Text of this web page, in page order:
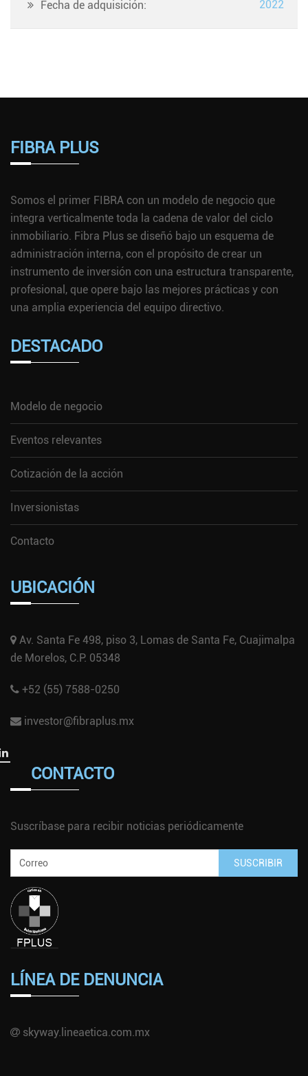
Fecha de adquisición: 2022
FIBRA PLUS
Somos el primer FIBRA con un modelo de negocio que
integra verticalmente toda la cadena de valor del ciclo
inmobiliario. Fibra Plus se diseñó bajo un esquema de
administración interna, con el propósito de crear un
instrumento de inversión con una estructura transparente,
profesional, que opere bajo las mejores prácticas y con
una amplia experiencia del equipo directivo.
DESTACADO
Modelo de negocio
Eventos relevantes
Cotización de la acción
Inversionistas
Contacto
UBICACIÓN
Av. Santa Fe 498, piso 3, Lomas de Santa Fe, Cuajimalpa
de Morelos, C.P. 05348
+52 (55) 7588-0250
investor@fibraplus.mx
CONTACTO
Suscríbase para recibir noticias periódicamente
SUSCRIBIR
LÍNEA DE DENUNCIA
skyway.lineaetica.com.mx